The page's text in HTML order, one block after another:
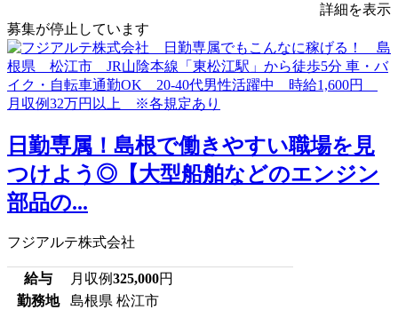
詳細を表示
募集が停止しています
日勤専属！島根で働きやすい職場を見
つけよう◎【大型船舶などのエンジン
部品の...
フジアルテ株式会社
給与 月収例325,000円
勤務地
島根県 松江市